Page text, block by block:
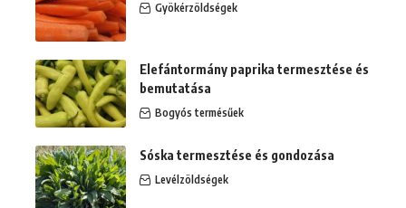
Gyökérzöldségek
Elefántormány paprika termesztése és
bemutatása
Bogyós termésűek
Sóska termesztése és gondozása
Levélzöldségek